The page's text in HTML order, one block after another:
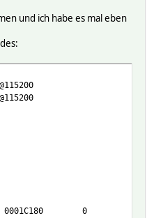
und ich habe es mal eben
0001C180 0